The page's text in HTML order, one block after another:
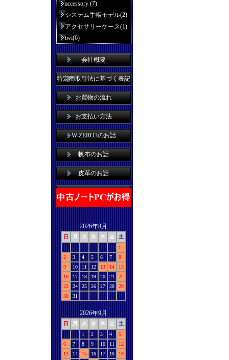
accessory (7)
システム手帳モデル(2)
アクセサリーケース(1)
twi(6)
会社概要
特定商取引法に基づく表記
お買物の流れ
お支払い方法
W-ZERO3のお話
帆布のお話
皮革のお話
2026年8月
日 月 火 水 木 金
土
1
2
3 4 5 6 7
8
9
10 11 12 13 14
15
16
17 18 19 20 21
22
23
24 25 26 27 28
29
30
31
2026年9月
日 月 火 水 木 金
土
1
2 3 4
5
6
7 8 9 10 11
12
13
14 15 16 17 18
19